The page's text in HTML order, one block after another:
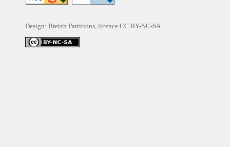
Design: Breizh Partitions, licence CC BY-NC-SA